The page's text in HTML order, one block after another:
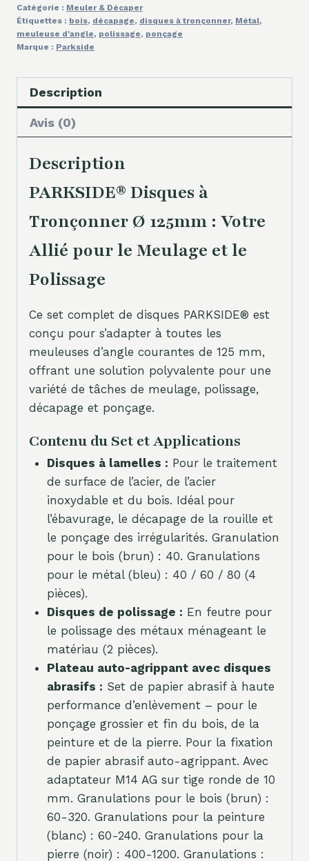
Catégorie : Meuler & Décaper
Étiquettes : bois, décapage, disques à tronçonner, Métal,
meuleuse d'angle, polissage, ponçage
Marque : Parkside
Description
Avis (0)
Description
PARKSIDE® Disques à
Tronçonner Ø 125mm : Votre
Allié pour le Meulage et le
Polissage
Ce set complet de disques PARKSIDE® est
conçu pour s’adapter à toutes les
meuleuses d’angle courantes de 125 mm,
offrant une solution polyvalente pour une
variété de tâches de meulage, polissage,
décapage et ponçage.
Contenu du Set et Applications
Disques à lamelles : Pour le traitement
de surface de l’acier, de l’acier
inoxydable et du bois. Idéal pour
l’ébavurage, le décapage de la rouille et
le ponçage des irrégularités. Granulation
pour le bois (brun) : 40. Granulations
pour le métal (bleu) : 40 / 60 / 80 (4
pièces).
Disques de polissage : En feutre pour
le polissage des métaux ménageant le
matériau (2 pièces).
Plateau auto-agrippant avec disques
abrasifs : Set de papier abrasif à haute
performance d’enlèvement – pour le
ponçage grossier et fin du bois, de la
peinture et de la pierre. Pour la fixation
de papier abrasif auto-agrippant. Avec
adaptateur M14 AG sur tige ronde de 10
mm. Granulations pour le bois (brun) :
60-320. Granulations pour la peinture
(blanc) : 60-240. Granulations pour la
pierre (noir) : 400-1200. Granulations :